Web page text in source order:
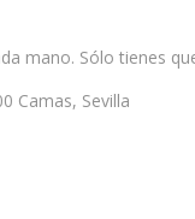
mano. Sólo tienes
Camas, Sevilla